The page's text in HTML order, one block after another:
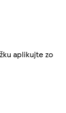
aplikujte zo